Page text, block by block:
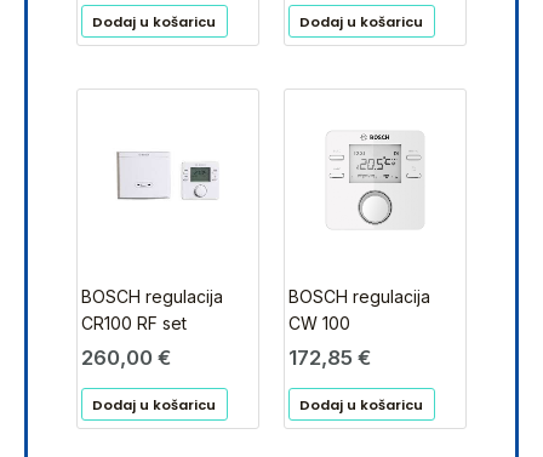
Dodaj u košaricu Dodaj u košaricu
BOSCH regulacija
CR100 RF set
260,00 €
Dodaj u košaricu
BOSCH regulacija
CW 100
172,85 €
Dodaj u košaricu